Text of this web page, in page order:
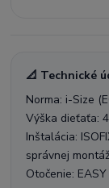
📐 Technické
Norma: i-Size
Výška dieťaťa:
Inštalácia:
správnej
Otočenie: EASY